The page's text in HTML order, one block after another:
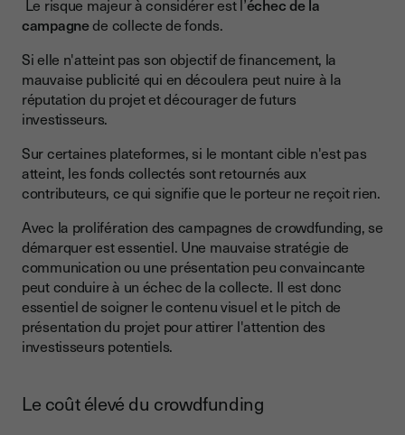
Le risque majeur à considérer est l’échec de la
campagnede collecte de fonds.
Si elle n'atteint pas son objectif de financement, la
mauvaise publicité qui en découlera peut nuire à la
réputation du projet et décourager de futurs
investisseurs.
Sur certaines plateformes, si le montant cible n'est pas
atteint, les fonds collectés sont retournés aux
contributeurs, ce qui signifie que le porteur ne reçoit rien.
Avec la prolifération des campagnes de crowdfunding, se
démarquer est essentiel. Une mauvaise stratégie de
communication ou une présentation peu convaincante
peut conduire à un échec de la collecte. Il est donc
essentiel de soigner le contenu visuel et le pitch de
présentation du projet pour attirer l'attention des
investisseurs potentiels.
Le coût élevé du crowdfunding